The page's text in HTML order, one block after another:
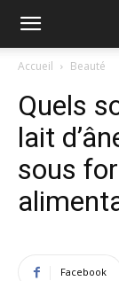
Accueil Beauté
Quels
lait
sous
Facebook